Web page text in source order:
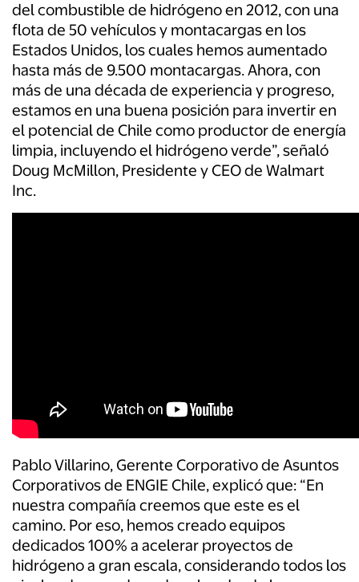
del combustible de hidrógeno en 2012, con una
flota de 50 vehículos y montacargas en los
Estados Unidos, los cuales hemos aumentado
hasta más de 9.500 montacargas. Ahora, con
más de una década de experiencia y progreso,
estamos en una buena posición para invertir en
el potencial de Chile como productor de energía
limpia, incluyendo el hidrógeno verde”, señaló
Doug McMillon, Presidente y CEO de Walmart
Inc.
Pablo Villarino, Gerente Corporativo de Asuntos
Corporativos de ENGIE Chile, explicó que: “En
nuestra compañía creemos que este es el
camino. Por eso, hemos creado equipos
dedicados 100% a acelerar proyectos de
hidrógeno a gran escala, considerando todos los